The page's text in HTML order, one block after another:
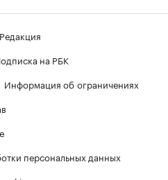
Редакция
на РБК
Информация об ограничениях
персональных данных